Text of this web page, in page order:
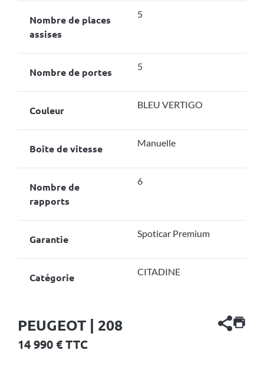
Nombre de places
assises
5
Nombre de portes 5
Couleur BLEU VERTIGO
Boîte de vitesse Manuelle
Nombre de
rapports
6
Garantie Spoticar Premium
Catégorie CITADINE
PEUGEOT | 208
14 990 € TTC